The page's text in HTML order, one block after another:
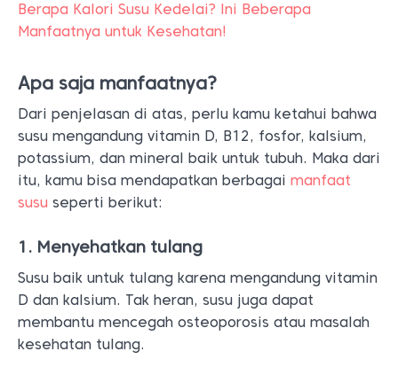
Berapa Kalori Susu Kedelai? Ini Beberapa
Manfaatnya untuk Kesehatan!
Apa saja manfaatnya?
Dari penjelasan di atas, perlu kamu ketahui bahwa
susu mengandung vitamin D, B12, fosfor, kalsium,
potassium, dan mineral baik untuk tubuh. Maka dari
itu, kamu bisa mendapatkan berbagai manfaat
susu seperti berikut:
1. Menyehatkan tulang
Susu baik untuk tulang karena mengandung vitamin
D dan kalsium. Tak heran, susu juga dapat
membantu mencegah osteoporosis atau masalah
kesehatan tulang.